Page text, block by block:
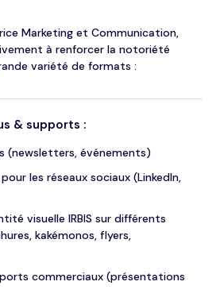
Marketing et Communication,
à renforcer la notoriété
variété de formats :
& supports :
(newsletters, événements)
les réseaux sociaux (LinkedIn,
visuelle IRBIS sur différents
kakémonos, flyers,
commerciaux (présentations